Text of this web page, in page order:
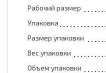
Рабочий размер
Упаковка
Размер упаковки
Вес упаковки
Объем упаковки